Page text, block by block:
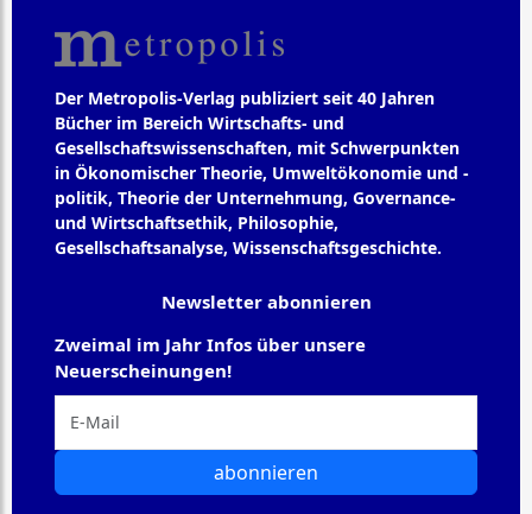
Der Metropolis-Verlag publiziert seit 40 Jahren
Bücher im Bereich Wirtschafts- und
Gesellschaftswissenschaften, mit Schwerpunkten
in Ökonomischer Theorie, Umweltökonomie und -
politik, Theorie der Unternehmung, Governance-
und Wirtschaftsethik, Philosophie,
Gesellschaftsanalyse, Wissenschaftsgeschichte.
Newsletter abonnieren
Zweimal im Jahr Infos über unsere
Neuerscheinungen!
abonnieren